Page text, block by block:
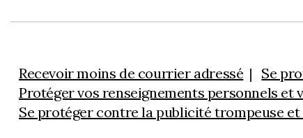
Recevoir moins de courrier adressé Se
Protéger vos renseignements personnels et
Se protéger contre la publicité trompeuse et